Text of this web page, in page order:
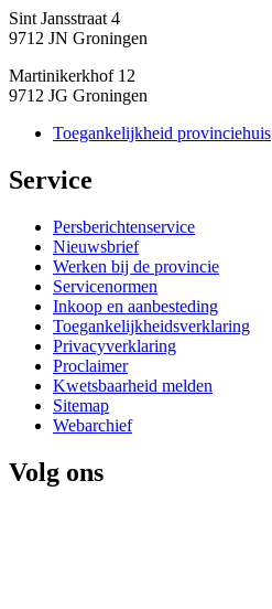
Sint Jansstraat 4
9712 JN Groningen
Martinikerkhof 12
9712 JG Groningen
Toegankelijkheid provinciehuis
Service
Persberichtenservice
Nieuwsbrief
Werken bij de provincie
Servicenormen
Inkoop en aanbesteding
Toegankelijkheidsverklaring
Privacyverklaring
Proclaimer
Kwetsbaarheid melden
Sitemap
Webarchief
Volg ons